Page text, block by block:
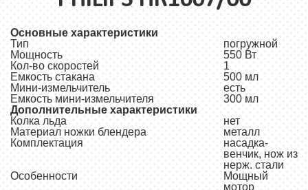
Основные характеристики
Тип
погружной
Мощность
550 Вт
Кол-во скоростей
1
Емкость стакана
500 мл
Мини-измельчитель
есть
Емкость мини-измельчителя
300 мл
Дополнительные характеристики
Колка льда
нет
Материал ножки блендера
металл
Комплектация
насадка-
венчик, нож из
нерж. стали
Особенности
Мощный
мотор